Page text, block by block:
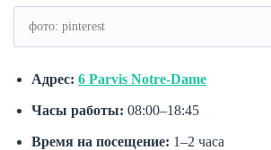
фото: pinterest
Адрес: 6 Parvis Notre-Dame
Часы работы: 08:00–18:45
Время на посещение: 1–2 часа